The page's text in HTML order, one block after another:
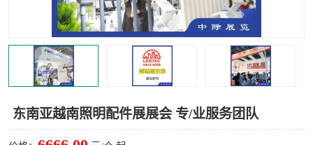
东南亚越南照明配件展展会 专/业服务团队